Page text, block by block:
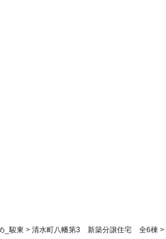
_駿東 > 清水町八幡第3 新築分譲住宅 全6棟 >